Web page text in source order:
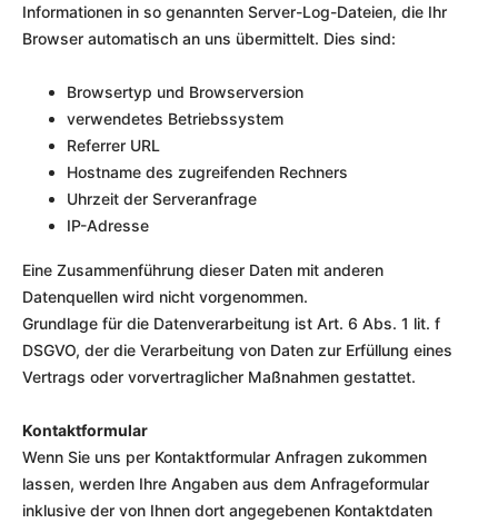
Informationen in so genannten Server-Log-Dateien, die Ihr
Browser automatisch an uns übermittelt. Dies sind:
Browsertyp und Browserversion
verwendetes Betriebssystem
Referrer URL
Hostname des zugreifenden Rechners
Uhrzeit der Serveranfrage
IP-Adresse
Eine Zusammenführung dieser Daten mit anderen
Datenquellen wird nicht vorgenommen.
Grundlage für die Datenverarbeitung ist Art. 6 Abs. 1 lit. f
DSGVO, der die Verarbeitung von Daten zur Erfüllung eines
Vertrags oder vorvertraglicher Maßnahmen gestattet.
Kontaktformular
Wenn Sie uns per Kontaktformular Anfragen zukommen
lassen, werden Ihre Angaben aus dem Anfrageformular
inklusive der von Ihnen dort angegebenen Kontaktdaten